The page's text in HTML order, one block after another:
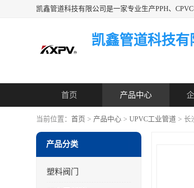
凯鑫管道科技有
首页 产品中心
当前位置： 首页 > 产品中心 > UPVC工业管道 > 长
产品分类
塑料阀门